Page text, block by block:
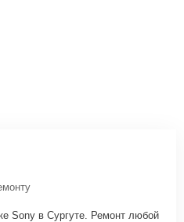
Sony в Сургуте. Ремонт любой